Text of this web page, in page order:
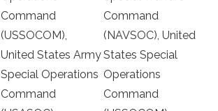
Command
(USSOCOM),
United States Army
Special Operations
Command
Command
(NAVSOC), United
States Special
Operations
Command